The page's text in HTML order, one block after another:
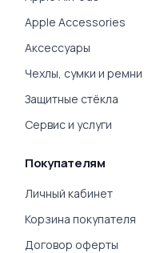
Apple Accessories
Аксессуары
Чехлы, сумки и ремни
Защитные стёкла
Сервис и услуги
Покупателям
Личный кабинет
Корзина покупателя
Договор оферты